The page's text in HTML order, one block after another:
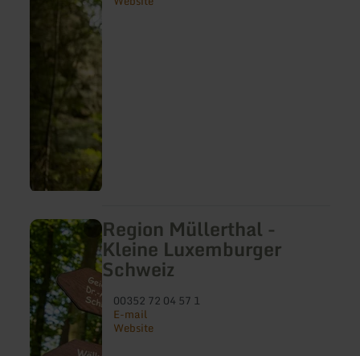
Region Müllerthal -
Kleine Luxemburger
Schweiz
00352 72 04 57 1
E-mail
Website